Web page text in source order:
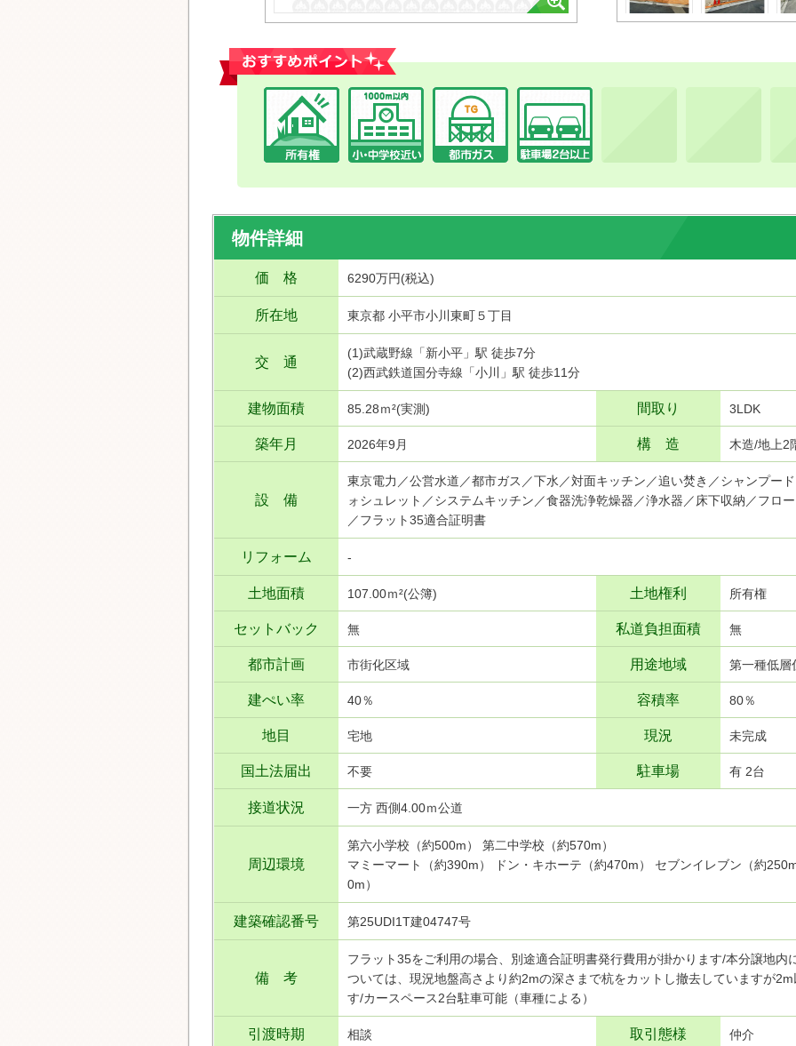
おすすめポイント
物件詳細
価 格 6290万円(税込)
所在地 東京都 小平市小川東町５丁目
交 通
(1)武蔵野線「新小平」駅 徒歩7分
(2)西武鉄道国分寺線「小川」駅 徒歩11分
建物面積 85.28ｍ²(実測) 間取り 3LDK
築年月 2026年9月 構 造 木造/地上2
設 備
東京電力／公営水道／都市ガス／下水／対面キッチン／追い焚き／シャンプー
ォシュレット／システムキッチン／食器洗浄乾燥器／浄水器／床下収納／フロ
／フラット35適合証明書
リフォーム -
土地面積 107.00ｍ²(公簿) 土地権利 所有権
セットバック 無 私道負担面積 無
都市計画 市街化区域 用途地域 第一種低層
建ぺい率 40％ 容積率 80％
地目 宅地 現況 未完成
国土法届出 不要 駐車場 有 2台
接道状況 一方 西側4.00ｍ公道
周辺環境
第六小学校（約500m） 第二中学校（約570m）
マミーマート（約390m） ドン・キホーテ（約470m） セブンイレブン（約
0m）
建築確認番号 第25UDI1T建04747号
備 考
フラット35をご利用の場合、別途適合証明書発行費用が掛かります/本分譲地内
ついては、現況地盤高さより約2mの深さまで杭をカットし撤去していますが
す/カースペース2台駐車可能（車種による）
引渡時期 相談 取引態様 仲介